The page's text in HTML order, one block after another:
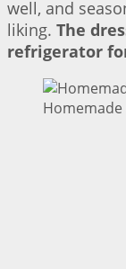
well, and
liking. The
refrigerator